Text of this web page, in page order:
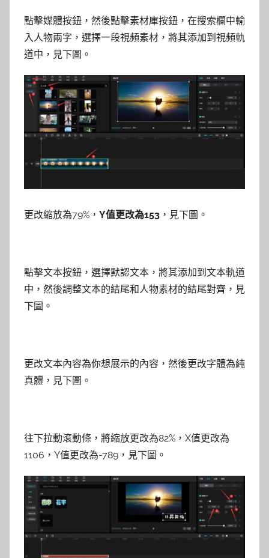
點擊媒體按鈕，然後點擊素材庫按鈕，在搜索欄中輸
入人物兩字，選擇一段視頻素材，將其添加到視頻軌
道中，見下圖。
更改縮放為79%， Y值更改為153 ，見下圖。
點擊文本按鈕，選擇默認文本，將其添加到文本軌道
中，然後調整文本的結尾和人物素材的結尾對齊，見
下圖。
更改文本內容為你想展示的內容，然後更改字體為純
真體，見下圖。
往下拉動滾動條，將縮放更改為82%，X值更改為
1106，Y值更改為-789，見下圖。